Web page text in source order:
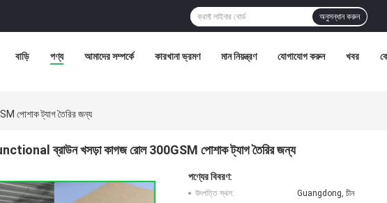
অনুসন্ধান করুন
বাড়ি পণ্য আমাদের সম্পর্কে কারখানা ভ্রমণ মান নিয়ন্ত্রণ যোগাযোগ করুন খবর
পোশাক ট্যাগ তৈরির জন্য
ব্রাউন খসড়া কাগজ রোল 300GSM পোশাক ট্যাগ তৈরির জন্য
পণ্যের বিবরণ:
উৎপত্তি স্থল:
Guangdong, চীন